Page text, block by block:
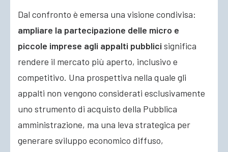
Dal confronto è emersa una visione condivisa:
ampliare la partecipazione delle micro e
piccole imprese agli appalti pubblici significa
rendere il mercato più aperto, inclusivo e
competitivo. Una prospettiva nella quale gli
appalti non vengono considerati esclusivamente
uno strumento di acquisto della Pubblica
amministrazione, ma una leva strategica per
generare sviluppo economico diffuso,